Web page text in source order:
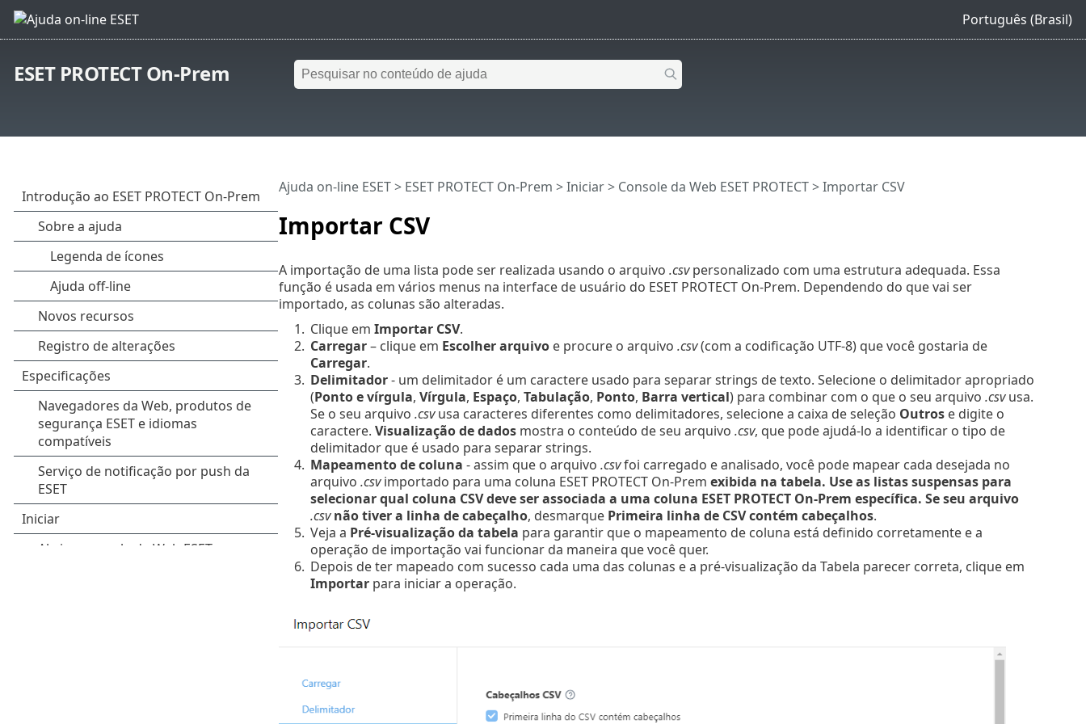
Português (Brasil)
ESET PROTECT On-Prem
Importar CSV
Ajuda on-line ESET> ESET PROTECT On-Prem >Iniciar> Console da Web ESET PROTECT> Importar CSV
A importação de uma lista pode ser realizada usando o arquivo .csvpersonalizado com uma estrutura adequada. Essa
função é usada em vários menus na interface de usuário do ESET PROTECT On-Prem. Dependendo do que vai ser
importado, as colunas são alteradas.
1. Clique em Importar CSV.
2. Carregar– clique em Escolher arquivoe procure o arquivo .csv(com a codificação UTF-8) que você gostaria de
Carregar.
3. Delimitador- um delimitador é um caractere usado para separar strings de texto. Selecione o delimitador apropriado
(Ponto e vírgula, Vírgula, Espaço, Tabulação, Ponto, Barra vertical) para combinar com o que o seu arquivo .csvusa.
Se o seu arquivo .csvusa caracteres diferentes como delimitadores, selecione a caixa de seleção Outrose digite o
caractere. Visualização de dadosmostra o conteúdo de seu arquivo .csv, que pode ajudá-lo a identificar o tipo de
delimitador que é usado para separar strings.
4. Mapeamento de coluna - assim que o arquivo .csvfoi carregado e analisado, você pode mapear cada desejada no
arquivo .csvimportado para uma coluna ESET PROTECT On-Prem exibida na tabela. Use as listas suspensas para
selecionar qual coluna CSV deve ser associada a uma coluna ESET PROTECT On-Prem específica. Se seu arquivo
.csv não tiver a linha de cabeçalho, desmarque Primeira linha de CSV contém cabeçalhos.
5. Veja a Pré-visualização da tabela para garantir que o mapeamento de coluna está definido corretamente e a
operação de importação vai funcionar da maneira que você quer.
6. Depois de ter mapeado com sucesso cada uma das colunas e a pré-visualização da Tabela parecer correta, clique em
Importarpara iniciar a operação.